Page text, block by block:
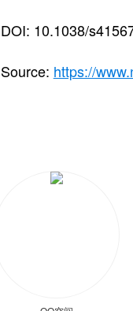
DOI: 10.1038/
Source: https://